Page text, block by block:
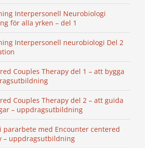
Interpersonell Neurobiologi
för alla yrken – del 1
Interpersonell neurobiologi Del 2
Couples Therapy del 1 – att bygga
Couples Therapy del 2 – att guida
– uppdragsutbildning
pararbete med Encounter centered
– uppdragsutbildning